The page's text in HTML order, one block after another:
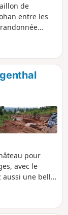
de
entre les
été réalisé
Merci de le
pour
avec le
aussi une belle
Vosges édité